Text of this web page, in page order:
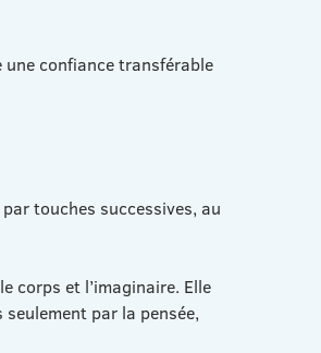
une confiance transférable
touches successives, au
corps et l’imaginaire. Elle
par la pensée,